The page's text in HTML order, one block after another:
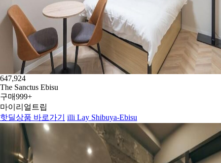
647,924
The Sanctus Ebisu
구매999+
마이리얼트립
핫딜상품 바로가기
illi Lay Shibuya-Ebisu